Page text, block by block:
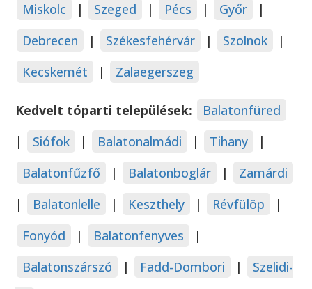
Miskolc
| Szeged | Pécs | Győr
|
Debrecen
| Székesfehérvár | Szolnok
|
Kecskemét
| Zalaegerszeg
Kedvelt tóparti települések:
Balatonfüred
|
Siófok | Balatonalmádi | Tihany
|
Balatonfűzfő
| Balatonboglár |
Zamárdi
|
Balatonlelle | Keszthely | Révfülöp
|
Fonyód
| Balatonfenyves
|
Balatonszárszó
| Fadd-Dombori |
Szelidi-